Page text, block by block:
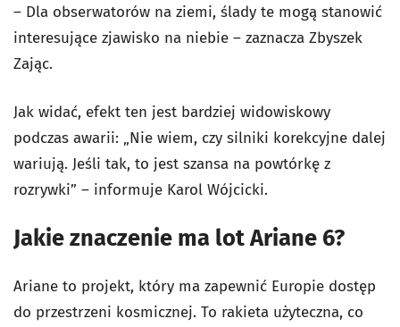
– Dla obserwatorów na ziemi, ślady te mogą stanowić
interesujące zjawisko na niebie – zaznacza Zbyszek
Zając.
Jak widać, efekt ten jest bardziej widowiskowy
podczas awarii: „Nie wiem, czy silniki korekcyjne dalej
wariują. Jeśli tak, to jest szansa na powtórkę z
rozrywki” – informuje Karol Wójcicki.
Jakie znaczenie ma lot Ariane 6?
Ariane to projekt, który ma zapewnić Europie dostęp
do przestrzeni kosmicznej. To rakieta użyteczna, co